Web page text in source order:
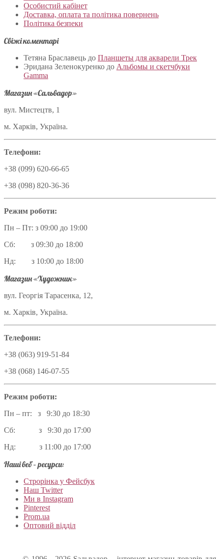
Особистий кабінет
Доставка, оплата та політика повернень
Політика безпеки
Свіжі коментарі
Тетяна Браславець до Планшеты для акварели Трек
Эридана Зеленокуренко до Альбомы и скетчбуки
Gamma
Магазин «Сальвадор»
вул. Мистецтв, 1
м. Харків, Україна.
Телефони:
+38 (099) 620-66-65
+38 (098) 820-36-36
Режим роботи:
Пн – Пт: з 09:00 до 19:00
Сб: з 09:30 до 18:00
Нд: з 10:00 до 18:00
Магазин «Художник»
вул. Георгія Тарасенка, 12,
м. Харків, Україна.
Телефони:
+38 (063) 919-51-84
+38 (068) 146-07-55
Режим роботи:
Пн – пт: з 9:30 до 18:30
Сб: з 9:30 до 17:00
Нд: з 11:00 до 17:00
Наші веб – ресурси:
Строрінка у Фейсбук
Наш Twitter
Ми в Instagram
Pinterest
Prom.ua
Оптовий відділ